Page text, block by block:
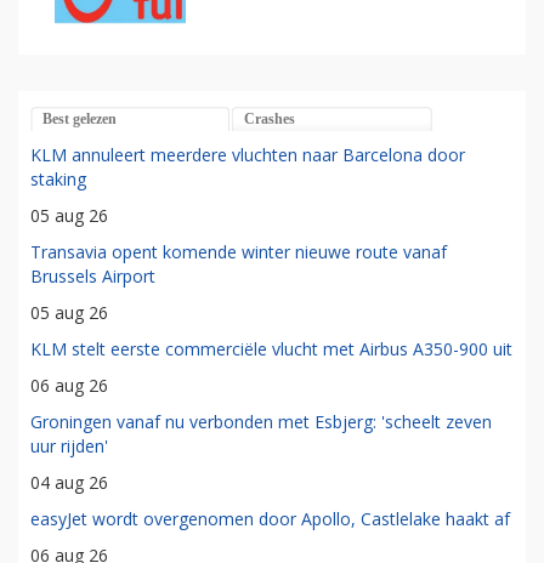
Best gelezen Crashes
KLM annuleert meerdere vluchten naar Barcelona door
staking
05 aug 26
Transavia opent komende winter nieuwe route vanaf
Brussels Airport
05 aug 26
KLM stelt eerste commerciële vlucht met Airbus A350-900 uit
06 aug 26
Groningen vanaf nu verbonden met Esbjerg: 'scheelt zeven
uur rijden'
04 aug 26
easyJet wordt overgenomen door Apollo, Castlelake haakt af
06 aug 26